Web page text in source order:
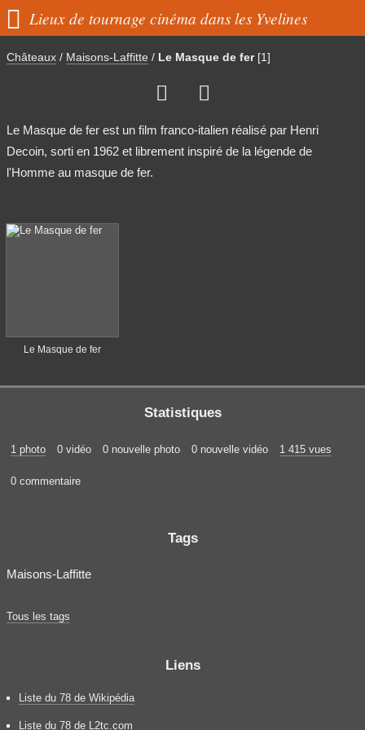
 Lieux de tournage cinéma dans les Yvelines
Châteaux / Maisons-Laffitte / Le Masque de fer [1]
 
Le Masque de fer est un film franco-italien réalisé par Henri
Decoin, sorti en 1962 et librement inspiré de la légende de
l'Homme au masque de fer.
Le Masque de fer
Statistiques
1 photo 0 vidéo 0 nouvelle photo 0 nouvelle vidéo 1 415 vues
0 commentaire
Tags
Maisons-Laffitte
Tous les tags
Liens
Liste du 78 de Wikipédia
Liste du 78 de L2tc.com